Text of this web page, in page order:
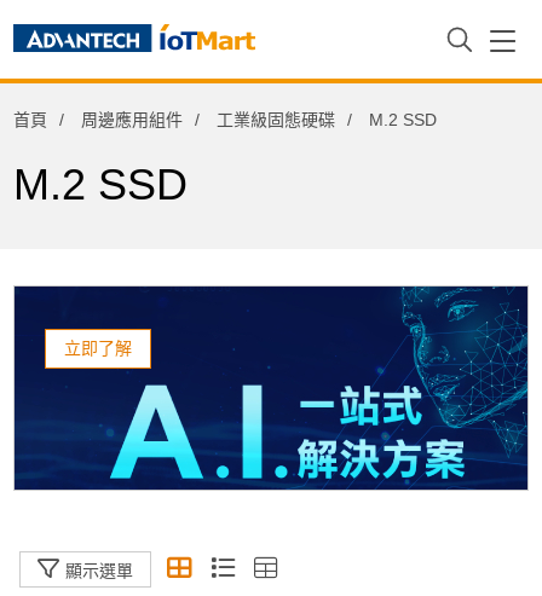
首頁 周邊應用組件 工業級固態硬碟 M.2 SSD
M.2 SSD
立即了解
顯示選單
iDoor功能擴充模組
工業級固態硬碟
SATA Slim
工業級硬碟
工業級記憶卡
熱感式印表機